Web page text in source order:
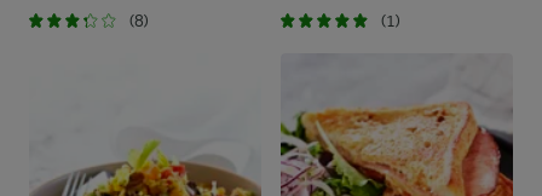
(8) (1)